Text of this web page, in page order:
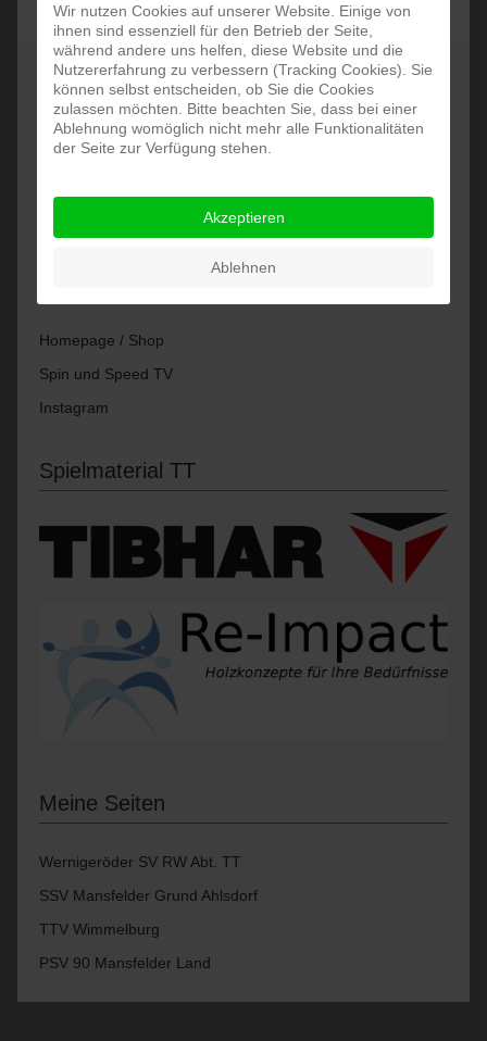
Partner
Homepage / Shop
Spin und Speed TV
Instagram
Spielmaterial TT
Meine Seiten
Wernigeröder SV RW Abt. TT
SSV Mansfelder Grund Ahlsdorf
TTV Wimmelburg
PSV 90 Mansfelder Land
Wir nutzen Cookies auf unserer Website. Einige von
ihnen sind essenziell für den Betrieb der Seite,
während andere uns helfen, diese Website und die
Nutzererfahrung zu verbessern (Tracking Cookies). Sie
können selbst entscheiden, ob Sie die Cookies
zulassen möchten. Bitte beachten Sie, dass bei einer
Ablehnung womöglich nicht mehr alle Funktionalitäten
der Seite zur Verfügung stehen.
Akzeptieren
Ablehnen